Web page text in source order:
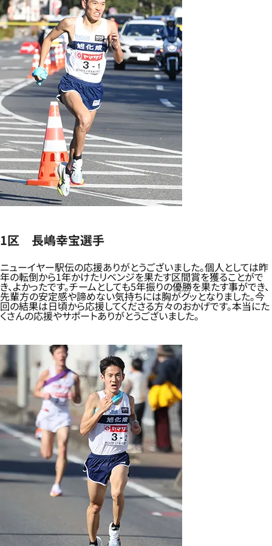
1区 長嶋幸宝選手
ニューイヤー駅伝の応援ありがとうございました。個人としては昨
年の転倒から1年かけたリベンジを果たす区間賞を獲ることがで
き、よかったです。チームとしても5年振りの優勝を果たす事ができ、
先輩方の安定感や諦めない気持ちには胸がグッとなりました。今
回の結果は日頃から応援してくださる方々のおかげです。本当にた
くさんの応援やサポートありがとうございました。